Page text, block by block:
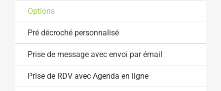
Options
Pré décroché personnalisé
Prise de message avec envoi par émail
Prise de RDV avec Agenda en ligne